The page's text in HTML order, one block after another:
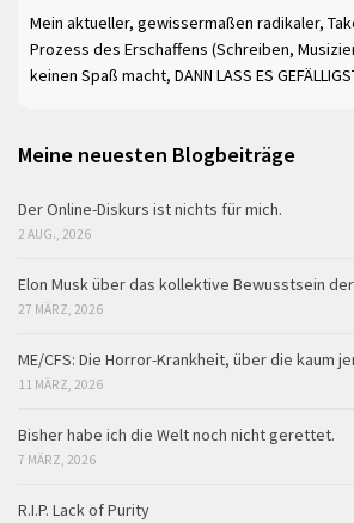
Mein aktueller, gewissermaßen radikaler,
Prozess des Erschaffens (Schreiben,
keinen Spaß macht, DANN LASS ES
Meine neuesten Blogbeiträge
Der Online-Diskurs ist nichts für mich.
2 AUG., 2026
Elon Musk über das kollektive Bewusstsein
27 MÄRZ, 2026
ME/CFS: Die Horror-Krankheit, über die kaum
11 MÄRZ, 2026
Bisher habe ich die Welt noch nicht gerettet.
7 MÄRZ, 2026
R.I.P. Lack of Purity